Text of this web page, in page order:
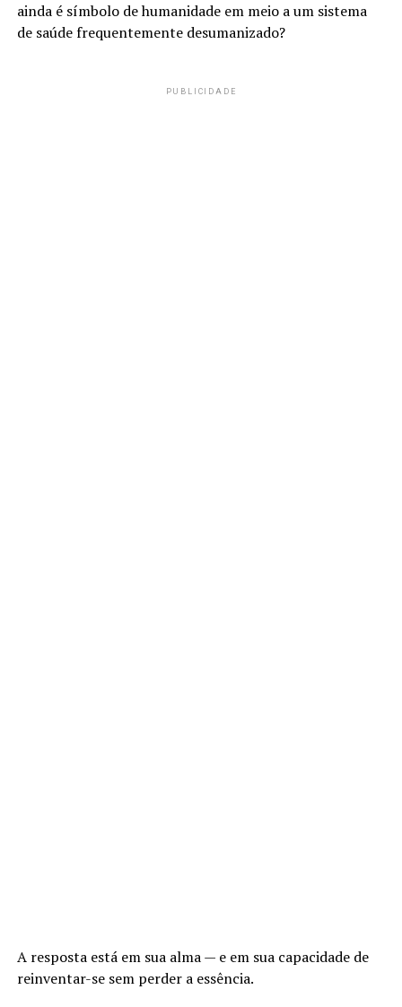
ainda é símbolo de humanidade em meio a um sistema
de saúde frequentemente desumanizado?
PUBLICIDADE
A resposta está em sua alma — e em sua capacidade de
reinventar-se sem perder a essência.